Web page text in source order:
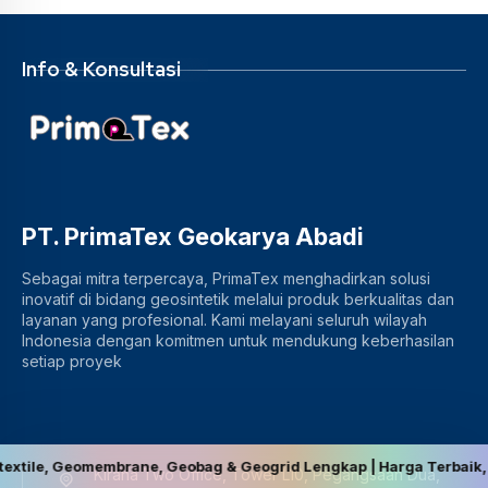
Info & Konsultasi
PT. PrimaTex Geokarya Abadi
Sebagai mitra terpercaya, PrimaTex menghadirkan solusi
inovatif di bidang geosintetik melalui produk berkualitas dan
layanan yang profesional. Kami melayani seluruh wilayah
Indonesia dengan komitmen untuk mendukung keberhasilan
setiap proyek
Kirana Two Office, Tower L10, Pegangsaan Dua,
Geobag & Geogrid Lengkap | Harga Terbaik, Berkualitas,